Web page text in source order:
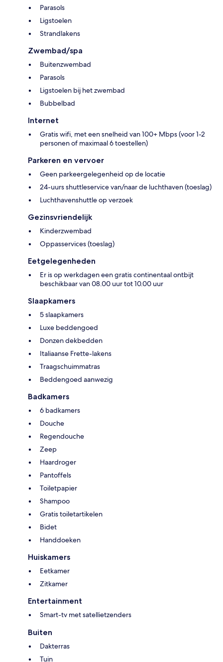
Parasols
Ligstoelen
Strandlakens
Zwembad/spa
Buitenzwembad
Parasols
Ligstoelen bij het zwembad
Bubbelbad
Internet
Gratis wifi, met een snelheid van 100+ Mbps (voor 1-2
personen of maximaal 6 toestellen)
Parkeren en vervoer
Geen parkeergelegenheid op de locatie
24-uurs shuttleservice van/naar de luchthaven (toeslag)
Luchthavenshuttle op verzoek
Gezinsvriendelijk
Kinderzwembad
Oppasservices (toeslag)
Eetgelegenheden
Er is op werkdagen een gratis continentaal ontbijt
beschikbaar van 08.00 uur tot 10.00 uur
Slaapkamers
5 slaapkamers
Luxe beddengoed
Donzen dekbedden
Italiaanse Frette-lakens
Traagschuimmatras
Beddengoed aanwezig
Badkamers
6 badkamers
Douche
Regendouche
Zeep
Haardroger
Pantoffels
Toiletpapier
Shampoo
Gratis toiletartikelen
Bidet
Handdoeken
Huiskamers
Eetkamer
Zitkamer
Entertainment
Smart-tv met satellietzenders
Buiten
Dakterras
Tuin